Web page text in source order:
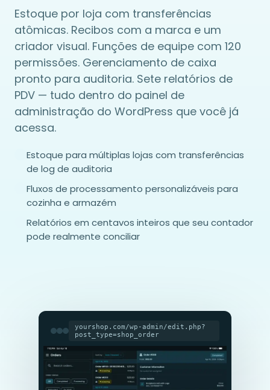
Estoque por loja com transferências
atômicas. Recibos com a marca e um
criador visual. Funções de equipe com 120
permissões. Gerenciamento de caixa
pronto para auditoria. Sete relatórios de
PDV — tudo dentro do painel de
administração do WordPress que você já
acessa.
Estoque para múltiplas lojas com transferências
de log de auditoria
Fluxos de processamento personalizáveis para
cozinha e armazém
Relatórios em centavos inteiros que seu contador
pode realmente conciliar
yourshop.com/wp-admin/edit.php?
post_type=shop_order